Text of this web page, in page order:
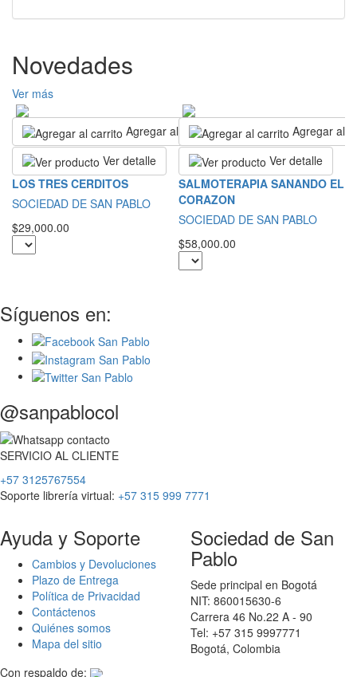
Novedades
Ver más
Agregar al carrito
Ver detalle
LOS TRES CERDITOS
SOCIEDAD DE SAN PABLO
$29,000.00
Agregar al
Ver detalle
SALMOTERAPIA SANANDO EL
CORAZON
SOCIEDAD DE SAN PABLO
$58,000.00
Síguenos en:
@sanpablocol
SERVICIO AL CLIENTE
+57 3125767554
Soporte librería virtual: +57 315 999 7771
Ayuda y Soporte
Cambios y Devoluciones
Plazo de Entrega
Política de Privacidad
Contáctenos
Quiénes somos
Mapa del sitio
Sociedad de San
Pablo
Sede principal en Bogotá
NIT: 860015630-6
Carrera 46 No.22 A - 90
Tel: +57 315 9997771
Bogotá, Colombia
Con respaldo de: